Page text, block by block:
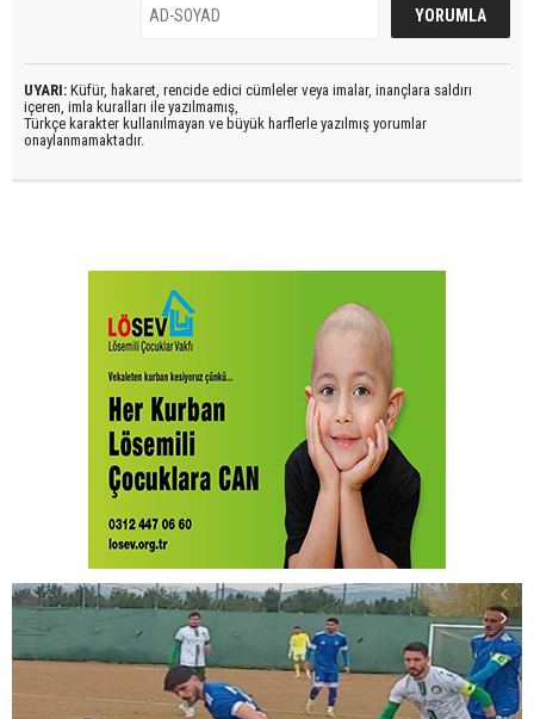
UYARI: Küfür, hakaret, rencide edici cümleler veya imalar, inançlara saldırı
içeren, imla kuralları ile yazılmamış,
Türkçe karakter kullanılmayan ve büyük harflerle yazılmış yorumlar
onaylanmamaktadır.